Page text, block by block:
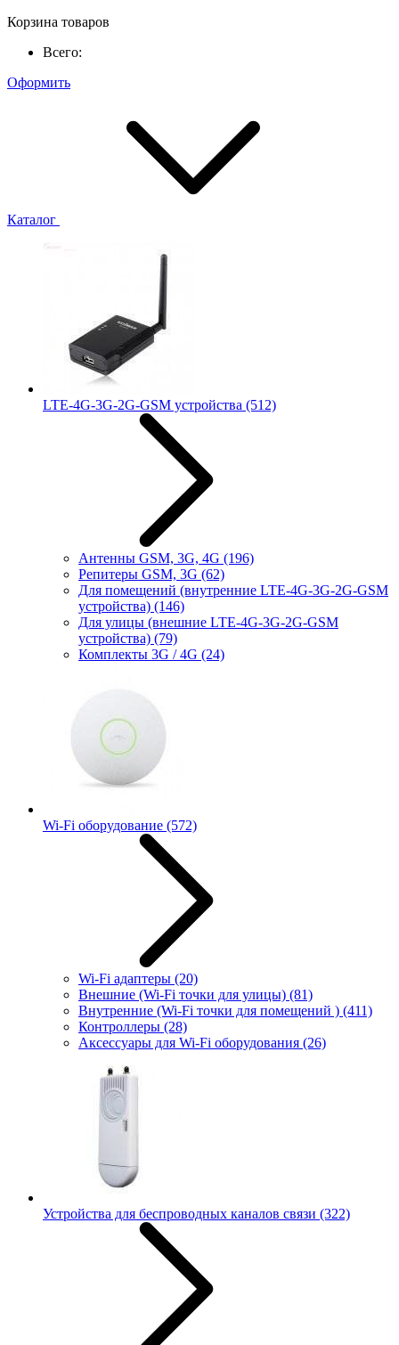
Корзина товаров
Всего:
Оформить
Каталог
LTE-4G-3G-2G-GSM устройства (512)
Антенны GSM, 3G, 4G (196)
Репитеры GSM, 3G (62)
Для помещений (внутренние LTE-4G-3G-2G-GSM
устройства) (146)
Для улицы (внешние LTE-4G-3G-2G-GSM
устройства) (79)
Комплекты 3G / 4G (24)
Wi-Fi оборудование (572)
Wi-Fi адаптеры (20)
Внешние (Wi-Fi точки для улицы) (81)
Внутренние (Wi-Fi точки для помещений ) (411)
Контроллеры (28)
Аксессуары для Wi-Fi оборудования (26)
Устройства для беспроводных каналов связи (322)